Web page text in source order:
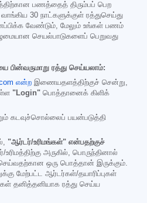
பணத்தைத் திரும்பப் பெற
30 நாட்களுக்குள் ரத்துசெய்து
வேண்டும், மேலும் உங்கள் பணம்
செயல்பாடுகளைப் பெறுவது
ரத்து செய்யலாம்:
என்ற இணையதளத்திற்குச் சென்று,
"Login" பொத்தானைக் கிளிக்
கடவுச்சொல்லைப் பயன்படுத்தி
"ஆர்டர்/உரிமங்கள்" என்பதற்குச்
அருகில், பொருந்தினால்
ஒரு பொத்தான் இருக்கும்.
மேற்பட்ட ஆர்டர்கள்/தயாரிப்புகள்
தனித்தனியாக ரத்து செய்ய